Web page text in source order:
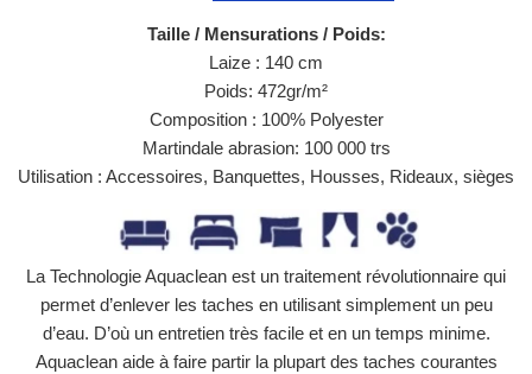
Taille / Mensurations / Poids:
Laize : 140 cm
Poids: 472gr/m²
Composition : 100% Polyester
Martindale abrasion: 100 000 trs
Utilisation : Accessoires, Banquettes, Housses, Rideaux, sièges
La Technologie Aquaclean est un traitement révolutionnaire qui
permet d’enlever les taches en utilisant simplement un peu
d’eau. D’où un entretien très facile et en un temps minime.
Aquaclean aide à faire partir la plupart des taches courantes